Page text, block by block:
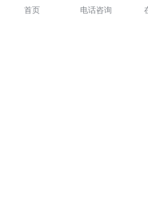
照合同约定承担相应责任，不承
首页 电话咨询